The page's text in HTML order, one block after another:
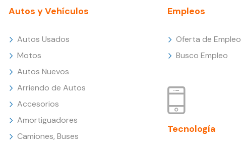
Autos y Vehículos
Autos Usados
Motos
Autos Nuevos
Arriendo de Autos
Accesorios
Amortiguadores
Camiones, Buses
Empleos
Oferta de Empleo
Busco Empleo
Tecnología